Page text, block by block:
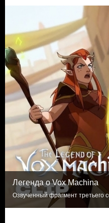
Легенда о Vox Machina
Озвученный фрагмент третьего